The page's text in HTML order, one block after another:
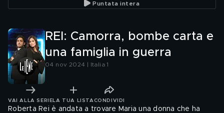
Puntata intera
REI: Camorra, bombe carta e
una famiglia in guerra
04 nov 2024 | Italia 1
VAI ALLA SERIE LA TUA LISTA CONDIVIDI
Roberta Rei è andata a trovare Maria una donna che ha